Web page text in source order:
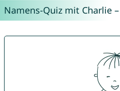
Namens-Quiz mit Charlie